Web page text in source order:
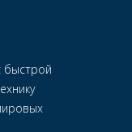
быстрой